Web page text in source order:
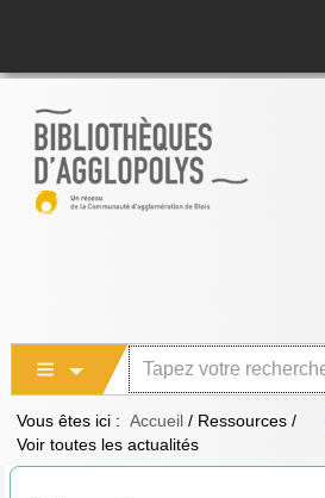
Vous êtes ici : Accueil / Ressources /
Voir toutes les actualités